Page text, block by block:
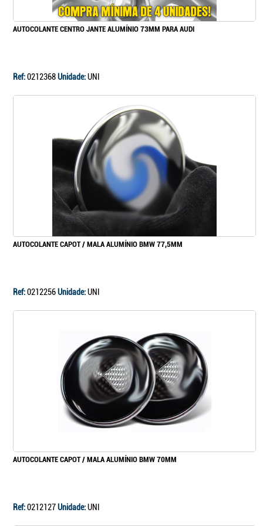
AUTOCOLANTE CENTRO JANTE ALUMÍNIO 73MM PARA AUDI
Ref:0212368Unidade:UNI
AUTOCOLANTE CAPOT / MALA ALUMÍNIO BMW 77,5MM
Ref:0212256Unidade:UNI
AUTOCOLANTE CAPOT / MALA ALUMÍNIO BMW 70MM
Ref:0212127Unidade:UNI
Continuar a comprar